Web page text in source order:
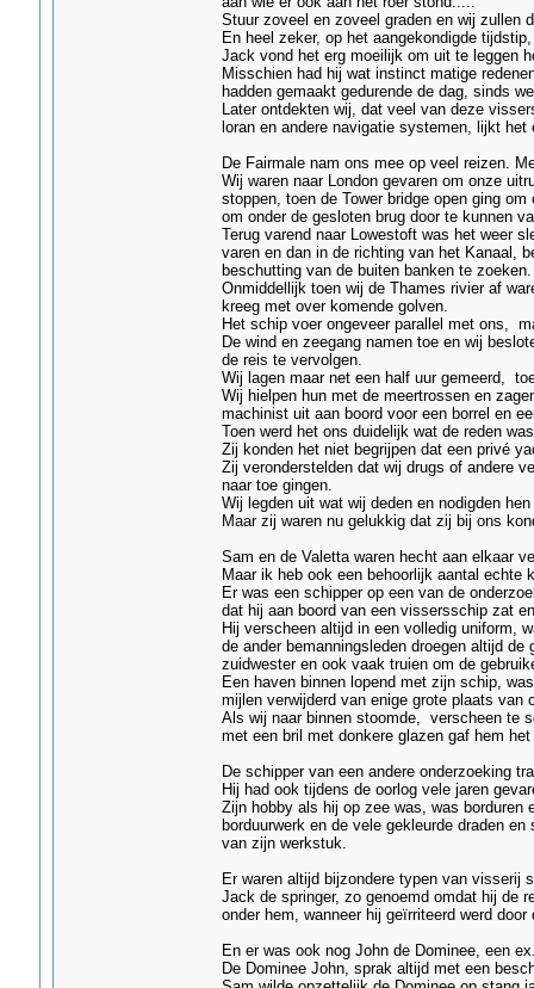
Stuur zoveel en zoveel graden en wij zullen
En heel zeker, op het aangekondigde
Jack vond het erg moeilijk om uit te leggen
Misschien had hij wat instinct matige
hadden gemaakt gedurende de dag, sinds
Later ontdekten wij, dat veel van deze
loran en andere navigatie systemen, lijkt
De Fairmale nam ons mee op veel reizen.
Wij waren naar London gevaren om onze
stoppen, toen de Tower bridge open ging
om onder de gesloten brug door te kunnen
Terug varend naar Lowestoft was het weer
varen en dan in de richting van het Kanaal,
beschutting van de buiten banken te zoeken.
Onmiddellijk toen wij de Thames rivier af
kreeg met over komende golven.
Het schip voer ongeveer parallel met ons,
De wind en zeegang namen toe en wij
de reis te vervolgen.
Wij lagen maar net een half uur gemeerd,
Wij hielpen hun met de meertrossen en
machinist uit aan boord voor een borrel en
Toen werd het ons duidelijk wat de reden
Zij konden het niet begrijpen dat een privé
Zij veronderstelden dat wij drugs of andere
naar toe gingen.
Wij legden uit wat wij deden en nodigden
Maar zij waren nu gelukkig dat zij bij ons
Sam en de Valetta waren hecht aan elkaar
Maar ik heb ook een behoorlijk aantal
Er was een schipper op een van de
dat hij aan boord van een vissersschip zat
Hij verscheen altijd in een volledig uniform,
de ander bemanningsleden droegen altijd
zuidwester en ook vaak truien om de
Een haven binnen lopend met zijn schip,
mijlen verwijderd van enige grote plaats van
Als wij naar binnen stoomde, verscheen te
met een bril met donkere glazen gaf hem
De schipper van een andere onderzoeking
Hij had ook tijdens de oorlog vele jaren
Zijn hobby als hij op zee was, was
borduurwerk en de vele gekleurde draden
van zijn werkstuk.
Er waren altijd bijzondere typen van visserij
Jack de springer, zo genoemd omdat hij de
onder hem, wanneer hij geïrriteerd werd
En er was ook nog John de Dominee, een
De Dominee John, sprak altijd met een